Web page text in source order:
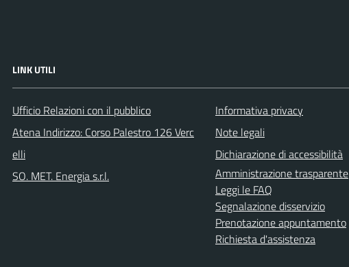
LINK UTILI
Ufficio Relazioni con il pubblico
Atena Indirizzo: Corso Palestro 126 Verc
elli
SO. MET. Energia s.r.l.
Informativa privacy
Note legali
Dichiarazione di accessibilità
Amministrazione trasparente
Leggi le FAQ
Segnalazione disservizio
Prenotazione appuntamento
Richiesta d'assistenza